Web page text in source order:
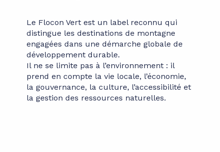
Le Flocon Vert est un label reconnu qui
distingue les destinations de montagne
engagées dans une démarche globale de
développement durable.
Il ne se limite pas à l’environnement : il
prend en compte la vie locale, l’économie,
la gouvernance, la culture, l’accessibilité et
la gestion des ressources naturelles.